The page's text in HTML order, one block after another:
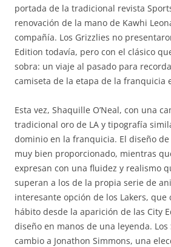
portada de la tradicional revista
renovación de la mano de Kawhi
compañía. Los Grizzlies no
Edition todavía, pero con el clásico
sobra: un viaje al pasado para
camiseta de la etapa de la franquicia
Esta vez, Shaquille O’Neal, con una
tradicional oro de LA y tipografía
dominio en la franquicia. El diseño
muy bien proporcionado, mientras
expresan con una fluidez y realismo
superan a los de la propia serie de
interesante opción de los Lakers, que
hábito desde la aparición de las City
diseño en manos de una leyenda. Los
cambio a Jonathon Simmons, una